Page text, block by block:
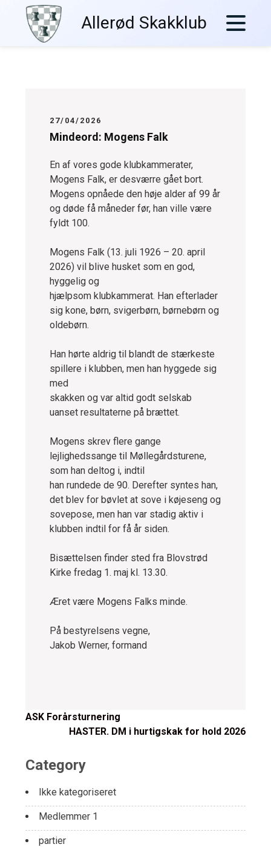
Allerød Skakklub
27/04/2026
Mindeord: Mogens Falk
En af vores gode klubkammerater,
Mogens Falk, er desværre gået bort.
Mogens opnåede den høje alder af 99 år
og døde få måneder før, han ville være
fyldt 100.
Mogens Falk (13. juli 1926 – 20. april
2026) vil blive husket som en god,
hyggelig og
hjælpsom klubkammerat. Han efterlader
sig kone, børn, svigerbørn, børnebørn og
oldebørn.
Han hørte aldrig til blandt de stærkeste
spillere i klubben, men han hyggede sig
med
skakken og var altid godt selskab
uanset resultaterne på brættet.
Mogens skrev flere gange
lejlighedssange til Møllegårdsturene,
som han deltog i, indtil
han rundede de 90. Derefter syntes han,
det blev for bøvlet at sove i køjeseng og
sovepose, men han var stadig aktiv i
klubben indtil for få år siden.
Bisættelsen finder sted fra Blovstrød
Kirke fredag 1. maj kl. 13.30.
Æret være Mogens Falks minde.
På bestyrelsens vegne,
Jakob Werner, formand
Post
navigation
ASK Forårsturnering
HASTER. DM i hurtigskak for hold 2026
Category
Ikke kategoriseret
Medlemmer 1
partier